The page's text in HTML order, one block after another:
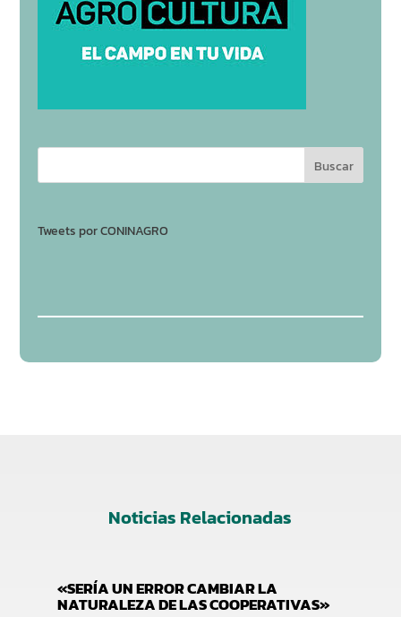
Tweets por CONINAGRO
Noticias Relacionadas
«SERÍA UN ERROR CAMBIAR LA
NATURALEZA DE LAS COOPERATIVAS»